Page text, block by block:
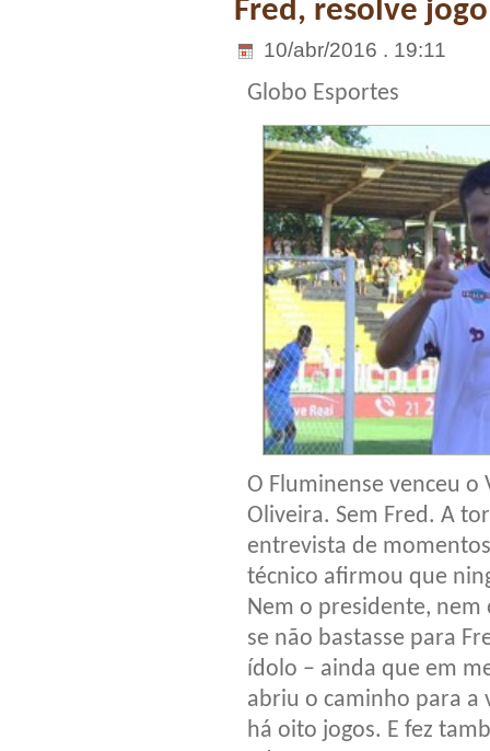
Fred, resolve
10/abr/2016 . 19:11
Globo Esportes
O Fluminense venceu o
Oliveira. Sem Fred. A
entrevista de
técnico afirmou que
Nem o presidente,
se não bastasse para
ídolo – ainda que em
abriu o caminho para a
há oito jogos. E fez